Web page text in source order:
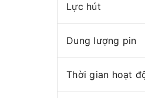
Lực hút
Dung lượng pin
Thời gian hoạt